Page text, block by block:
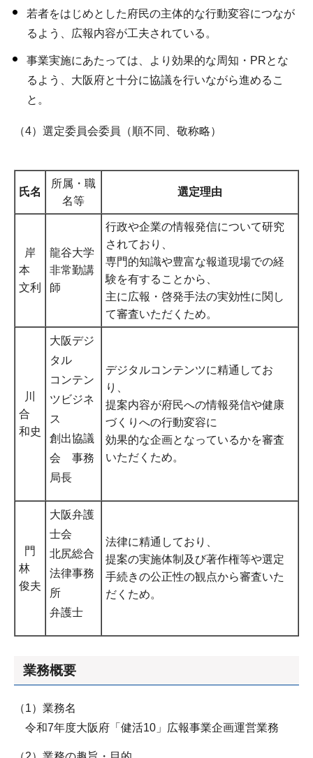
若者をはじめとした府民の主体的な行動変容につなが
るよう、広報内容が工夫されている。
事業実施にあたっては、より効果的な周知・PRとな
るよう、大阪府と十分に協議を行いながら進めるこ
と。
（4）選定委員会委員（順不同、敬称略）
氏名
所属・職
名等
選定理由
岸
本
文利
龍谷大学
非常勤講
師
行政や企業の情報発信について研究
されており、
専門的知識や豊富な報道現場での経
験を有することから、
主に広報・啓発手法の実効性に関し
て審査いただくため。
川
合
和史
大阪デジ
タル
コンテン
ツビジネ
ス
創出協議
会 事務
局長
デジタルコンテンツに精通してお
り、
提案内容が府民への情報発信や健康
づくりへの行動変容に
効果的な企画となっているかを審査
いただくため。
門
林
俊夫
大阪弁護
士会
北尻総合
法律事務
所
弁護士
法律に精通しており、
提案の実施体制及び著作権等や選定
手続きの公正性の観点から審査いた
だくため。
業務概要
（1）業務名
令和7年度大阪府「健活10」広報事業企画運営業務